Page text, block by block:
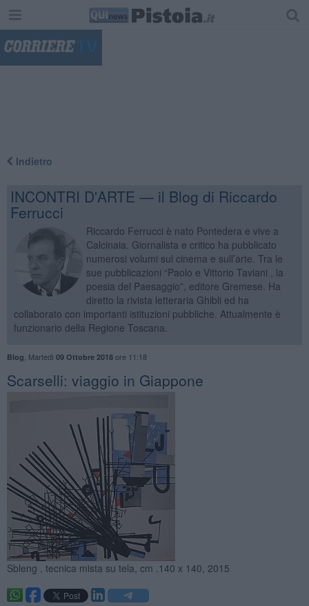
Indietro
INCONTRI D'ARTE — il Blog di Riccardo
Ferrucci
Riccardo Ferrucci è nato Pontedera e vive a
Calcinaia. Giornalista e critico ha pubblicato
numerosi volumi sul cinema e sull’arte. Tra le
sue pubblicazioni “Paolo e Vittorio Taviani , la
poesia del Paesaggio”, editore Gremese. Ha
diretto la rivista letteraria Ghibli ed ha
collaborato con importanti istituzioni pubbliche. Attualmente è
funzionario della Regione Toscana.
Blog Martedì 09 Ottobre 2018ore 11:18
​Scarselli: viaggio in Giappone
Sbleng , tecnica mista su tela, cm .140 x 140, 2015